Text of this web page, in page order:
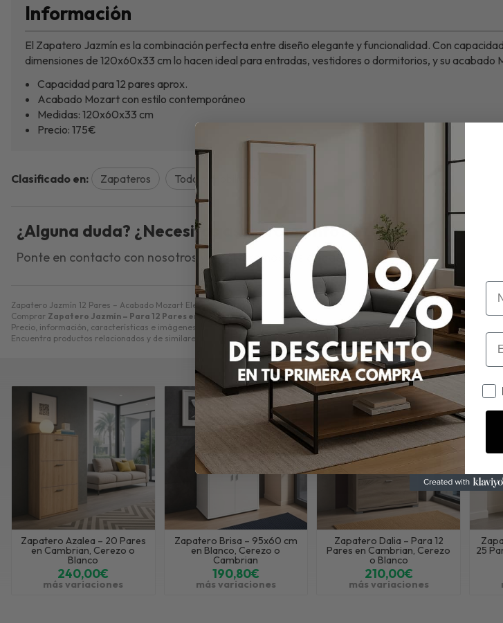
Zapatero Jazmín 12 Pares – Acabado Mozart Elegante. Zapatero Jazmín para 12 pares de calzado. Diseño de 120x60x33 cm
Comprar Zapatero Jazmín – Para 12 Pares en Acabado Mozart por210,00
. Stock del producto según combinación.
Precio, información, características e imágenes de
Zapatero Jazmín – Para 12 Pares en Acabado Mozartpertenece a las
Encuentra productos relacionados y de similares características a
Zapatero Jazmín – Para 12 Pares en Acabado Mozart
Información
El Zapatero Jazmín es la combinación perfecta entre diseño elegante y funcionalidad. Con
dimensiones de 120x60x33 cm lo hacen ideal para entradas, vestidores o dormitorios, y su
Capacidad para 12 pares aprox.
Acabado Mozart con estilo contemporáneo
Medidas: 120x60x33 cm
Precio: 175€
Clasificado en: Zapateros Todo el mobiliario
¿Alguna duda? ¿Necesitas asesoramiento?
Ponte en contacto con nosotros y resolveremos tus dudas.
Zapatero Azalea – 20 Pares
en Cambrian, Cerezo o
Blanco
240,00€
más variaciones
Zapatero Brisa – 95x60 cm
en Blanco, Cerezo o
Cambrian
190,80€
más variaciones
Zapatero Dalia – Para 12
Pares en Cambrian, Cerezo
o Blanco
210,00€
más variaciones
25